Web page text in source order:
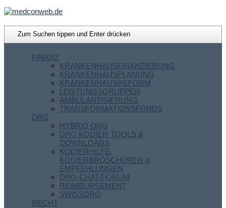
FINANZ
KRANKENHAUSFINANZIERUNG
KRANKENHAUSPLANUNG
KRANKENHAUSREFORM
LEISTUNGSGRUPPEN
AMBULANTISIERUNG
TRANSFORMATIONSFONDS
DRG
HYBRID-DRG
DRG KODIER-TOOLS &
DOWNLOADS
KODIERHILFE,
KODIERBROSCHÜREN &
EMPFEHLUNGEN
DRG-CHAT/FORUM
REIMBURSEMENT
SWISSDRG
RECHT